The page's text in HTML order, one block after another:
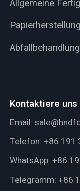
Allgemeine
Papierherstellung
Abfallbehandlung
Kontaktiere uns
Email:
Telefon: +86 191
WhatsApp: +86
Telegramm: +86